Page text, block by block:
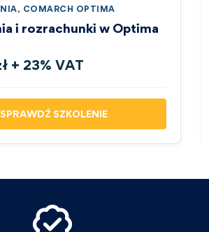
, COMARCH OPTIMA
i rozrachunki w Optima
+ 23% VAT
SPRAWDŹ SZKOLENIE